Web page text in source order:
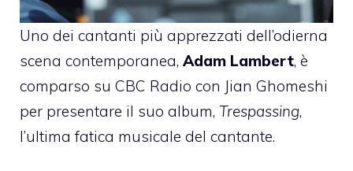
Uno dei cantanti più apprezzati dell’odierna
scena contemporanea, Adam Lambert, è
comparso su CBC Radio con Jian Ghomeshi
per presentare il suo album, Trespassing,
l’ultima fatica musicale del cantante.